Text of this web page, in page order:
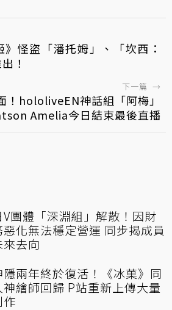
》怪盜「潘托姆」、「坎西：
！
下一篇 →
！hololiveEN神話組「阿梅」
Amelia今日結束最後直播
V團體「深淵組」解散！因財
惡化無法穩定營運 同步揭成員
來去向
隱兩年終於復活！《冰菓》同
神繪師回歸 P站重新上傳大量
作